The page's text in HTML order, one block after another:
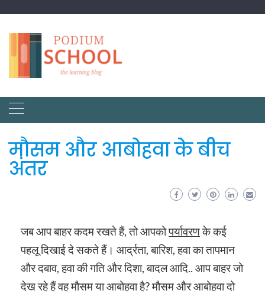
मौसम और आबोहवा के बीच
अंतर
जब आप बाहर कदम रखते हैं, तो आपकोपर्यावरणके कई
पहलू दिखाई दे सकते हैं। आर्द्रता, बारिश, हवा का तापमान
और दबाव, हवा की गति और दिशा, बादल आदि.. आप बाहर जो
देख रहे हैं वह मौसम या आबोहवा है? मौसम और आबोहवा दो